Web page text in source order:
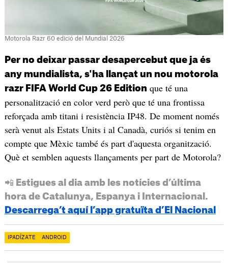
Motorola Razr 60 edició del Mundial 2026
Per no deixar passar desapercebut que ja és
any mundialista, s'ha llançat un nou motorola
razr FIFA World Cup 26 Edition que té una
personalització en color verd però que té una frontissa
reforçada amb titani i resistència IP48. De moment només
serà venut als Estats Units i al Canadà, curiós si tenim en
compte que Mèxic també és part d'aquesta organització.
Què et semblen aquests llançaments per part de Motorola?
📲 Estigues al dia amb les notícies d’última
hora de Catalunya, Espanya i Internacional.
Descarrega’t aquí l’app gratuïta d’El Nacional
IPADÍZATE ANDROID